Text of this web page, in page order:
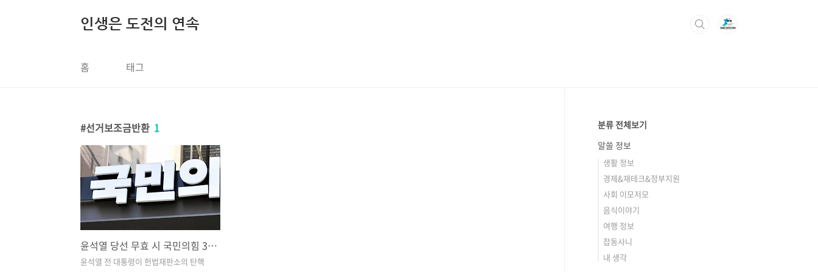
인생은 도전의 연속
홈 태그
선거보조금반환 1
윤석열 당선 무효 시 국민의힘 397억 보조금 반환? 명태균 게이트까지 정리
윤석열 전 대통령이 헌법재판소의 탄핵
분류 전체보기
알쓸 정보
생활 정보
경제&재테크&정부지원
사회 이모저모
음식이야기
여행 정보
잡동사니
내 생각